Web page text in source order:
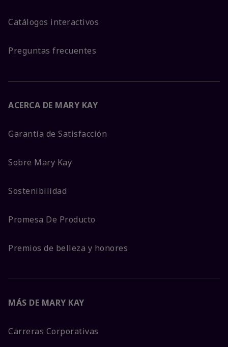
Catálogos interactivos
Preguntas frecuentes
ACERCA DE MARY KAY
Garantía de Satisfacción
Sobre Mary Kay
Sostenibilidad
Promesa De Producto
Premios de belleza y honores
MÁS DE MARY KAY
Carreras Corporativas